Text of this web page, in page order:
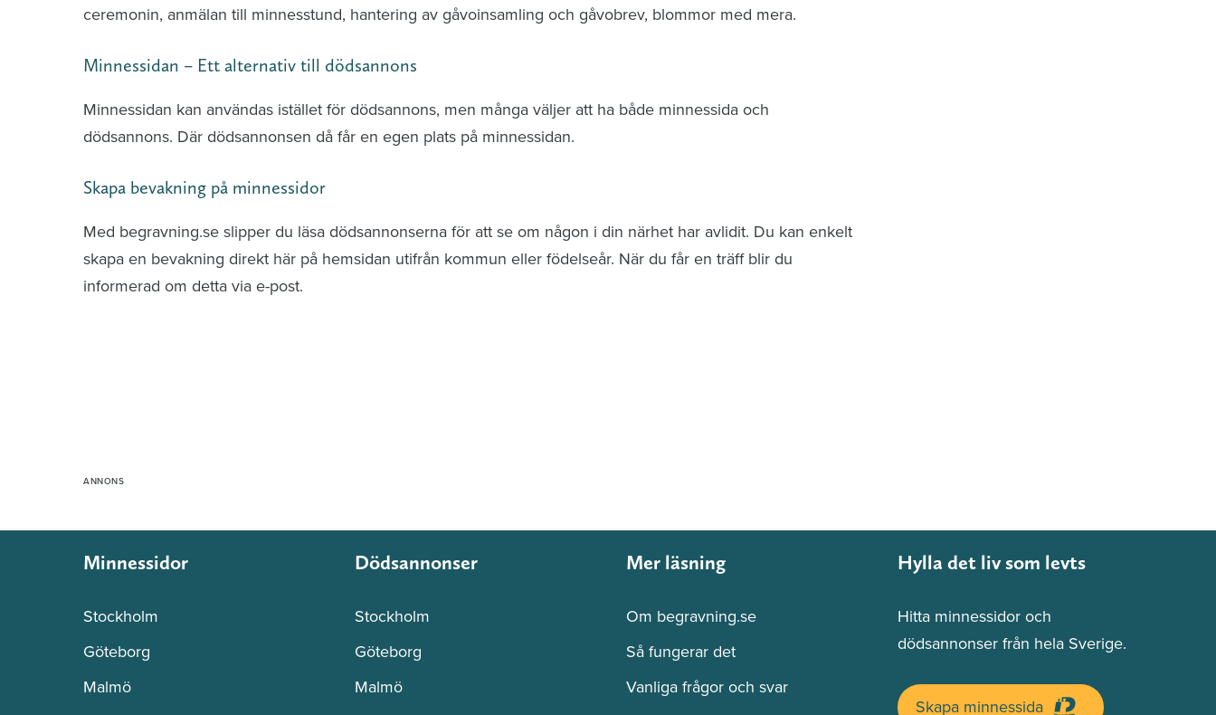
ceremonin, anmälan till minnesstund, hantering av gåvoinsamling och gåvobrev, blommor med mera.
Minnessidan – Ett alternativ till dödsannons
Minnessidan kan användas istället för dödsannons, men många väljer att ha både minnessida och
dödsannons. Där dödsannonsen då får en egen plats på minnessidan.
Skapa bevakning på minnessidor
Med begravning.se slipper du läsa dödsannonserna för att se om någon i din närhet har avlidit. Du kan enkelt
skapa en bevakning direkt här på hemsidan utifrån kommun eller födelseår. När du får en träff blir du
informerad om detta via e-post.
Minnessidor
Stockholm
Göteborg
Malmö
Dödsannonser
Stockholm
Göteborg
Malmö
Mer läsning
Om begravning.se
Så fungerar det
Vanliga frågor och svar
Hylla det liv som levts
Hitta minnessidor och
dödsannonser från hela Sverige.
Skapa minnessida